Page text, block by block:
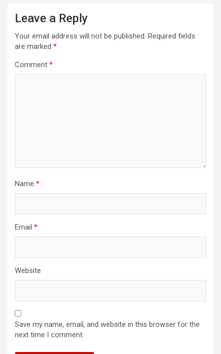
Leave a Reply
Your email address will not be published. Required fields
are marked *
Comment *
Name *
Email *
Website
Save my name, email, and website in this browser for the
next time I comment.